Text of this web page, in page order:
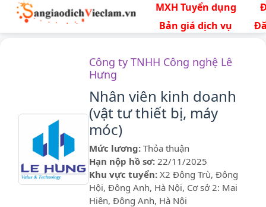
MXH Tuyển dụng
Bản giá dịch vụ
Công ty TNHH Công nghệ Lê
Hưng
Nhân viên kinh doanh
(vật tư thiết bị, máy
móc)
Mức lương: Thỏa thuận
Hạn nộp hồ sơ: 22/11/2025
Khu vực tuyển: X2 Đông Trù, Đông
Hội, Đông Anh, Hà Nội, Cơ sở 2: Mai
Hiên, Đông Anh, Hà Nội